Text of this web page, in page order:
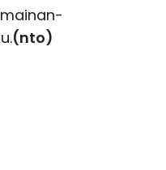
(nto)